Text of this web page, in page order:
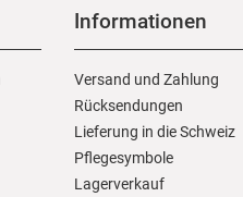
Informationen
Versand und Zahlung
Rücksendungen
Lieferung in die Schweiz
Pflegesymbole
Lagerverkauf